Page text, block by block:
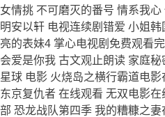
女情挑 不可磨灭的番号 情系我
明安以轩 电视连续剧错爱 小姐
亮的表妹4 掌心电视剧免费观看
会爱是你我 古文观止朗读 家庭
星球 电影 火烧岛之横行霸道电
东京复仇者 在线观看 无双电影
部 恐龙战队第四季 我的糟糠之